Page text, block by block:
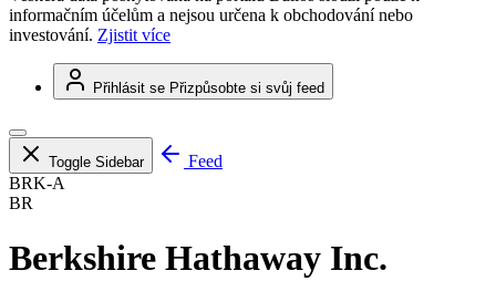
informačním účelům a nejsou určena k obchodování nebo
investování. Zjistit více
Přihlásit se Přizpůsobte si svůj feed
Toggle Sidebar
Feed
BRK-A
BR
Berkshire Hathaway Inc.